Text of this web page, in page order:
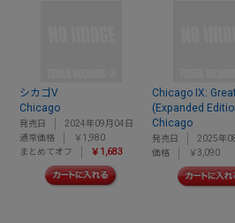
シカゴV
Chicago
発売日
2024年09月04日
通常価格
￥1,980
まとめてオフ
￥1,683
Chicago IX:
(Expanded
Chicago
発売日
2025年
価格
￥3,090